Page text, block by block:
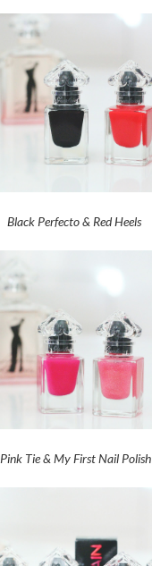
Black Perfecto & Red Heels
Pink Tie & My First Nail Polish